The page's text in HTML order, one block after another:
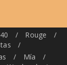
/ Rouge
/
/
/ Mía
/